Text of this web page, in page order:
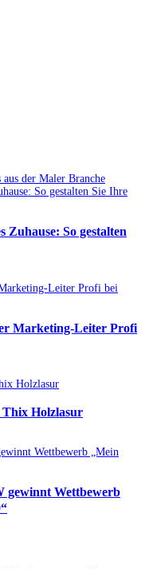
der Maler Branche
Zuhause: So gestalten
Marketing-Leiter Profi
Thix Holzlasur
gewinnt Wettbewerb